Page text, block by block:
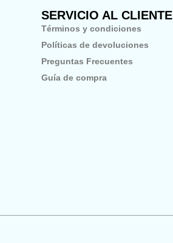
SERVICIO AL CLIENTE
Términos y condiciones
Políticas de devoluciones
Preguntas Frecuentes
Guía de compra